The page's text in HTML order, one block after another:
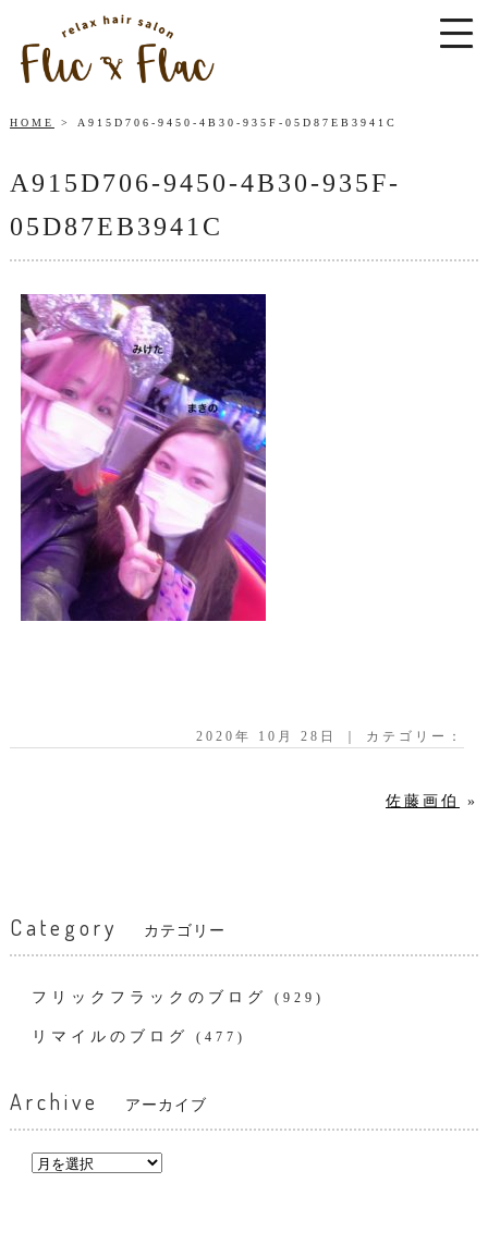
HOME A915D706-9450-4B30-935F-05D87EB3941C
A915D706-9450-4B30-935F-
05D87EB3941C
2020年 10月 28日 ｜ カテゴリー：
佐藤画伯 »
Category カテゴリー
フリックフラックのブログ (929)
リマイルのブログ (477)
Archive アーカイブ